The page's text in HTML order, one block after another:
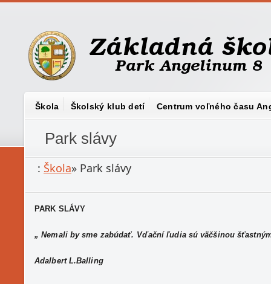
Škola Školský klub detí Centrum voľného času
Park slávy
: Škola» Park slávy
PARK SLÁVY
„ Nemali by sme zabúdať. Vďační ľudia sú väčšinou
Adalbert L.Balling